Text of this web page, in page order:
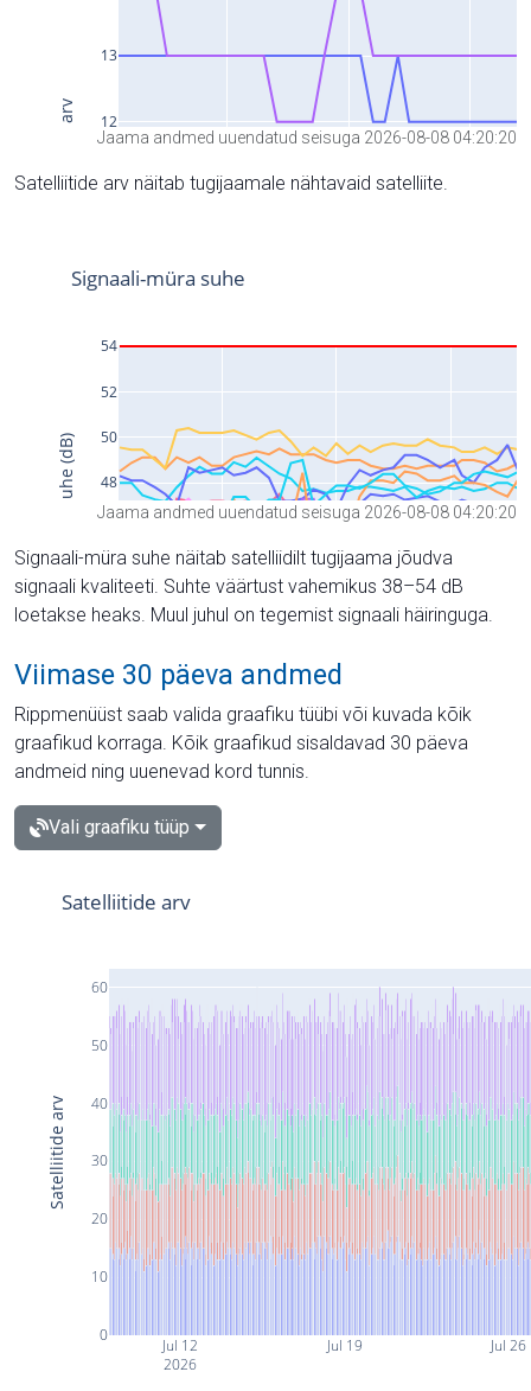
Jaama andmed uuendatud seisuga 2026-08-08 04:20:20
Satelliitide arv näitab tugijaamale nähtavaid satelliite.
Jaama andmed uuendatud seisuga 2026-08-08 04:20:20
Signaali-müra suhe näitab satelliidilt tugijaama jõudva
signaali kvaliteeti. Suhte väärtust vahemikus 38–54 dB
loetakse heaks. Muul juhul on tegemist signaali häiringuga.
Viimase 30 päeva andmed
Rippmenüüst saab valida graafiku tüübi või kuvada kõik
graafikud korraga. Kõik graafikud sisaldavad 30 päeva
andmeid ning uuenevad kord tunnis.
Vali graafiku tüüp
Jul 12
2026
Jul 19 Jul 26
0
10
20
30
40
50
60
Satelliitide arv
Satelliitide arv